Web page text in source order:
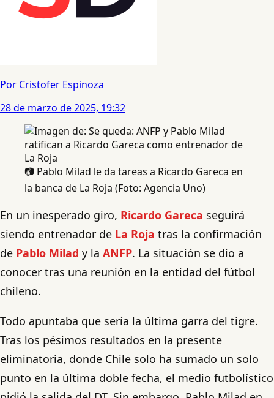
Por Cristofer Espinoza
28 de marzo de 2025, 19:32
📷 Pablo Milad le da tareas a Ricardo Gareca en
la banca de La Roja (Foto: Agencia Uno)
En un inesperado giro, Ricardo Gareca seguirá
siendo entrenador de La Roja tras la confirmación
de Pablo Milad y la ANFP. La situación se dio a
conocer tras una reunión en la entidad del fútbol
chileno.
Todo apuntaba que sería la última garra del tigre.
Tras los pésimos resultados en la presente
eliminatoria, donde Chile solo ha sumado un solo
punto en la última doble fecha, el medio futbolístico